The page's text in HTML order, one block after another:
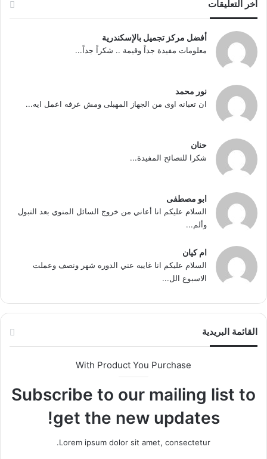
أخر التعليقات
أفضل مركز تجميل بالإسكندرية
معلومات مفيدة جداً وقيمة .. شكراً جداً...
نور محمد
ان تعبانه اوى من الجهاز المهبلى ومش عرفه اعمل ايه...
حنان
شكرا للنصائح المفيدة...
ابو مصطفى
السلام عليكم انا أعاني من خروج السائل المنوي بعد التبول
وألم...
ام كيان
السلام عليكم انا غايبه عني الدوره شهر ونصف وعملت
الاسبوع الل...
القائمة البريدية
With Product You Purchase
Subscribe to our mailing list to
get the new updates!
Lorem ipsum dolor sit amet, consectetur.